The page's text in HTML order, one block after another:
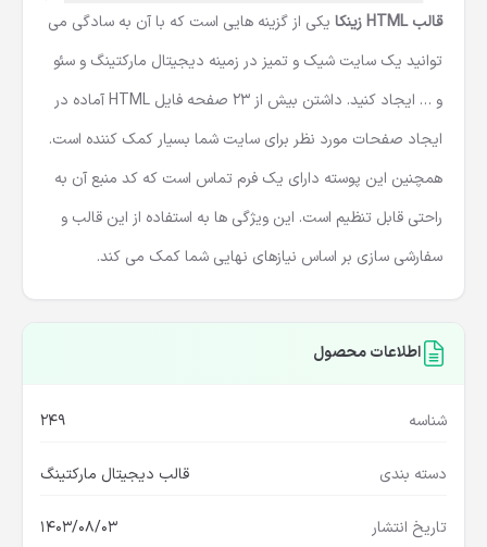
قالب HTML زینکا
یکی از گزینه هایی است که با آن به سادگی می
توانید یک سایت شیک و تمیز در زمینه دیجیتال مارکتینگ و سئو
و … ایجاد کنید. داشتن بیش از 23 صفحه فایل HTML آماده در
ایجاد صفحات مورد نظر برای سایت شما بسیار کمک کننده است.
همچنین این پوسته دارای یک فرم تماس است که کد منبع آن به
راحتی قابل تنظیم است. این ویژگی ها به استفاده از این قالب و
سفارشی سازی بر اساس نیازهای نهایی شما کمک می کند.
اطلاعات محصول
شناسه 249
دسته بندی قالب دیجیتال مارکتینگ
تاریخ انتشار 1403/08/03